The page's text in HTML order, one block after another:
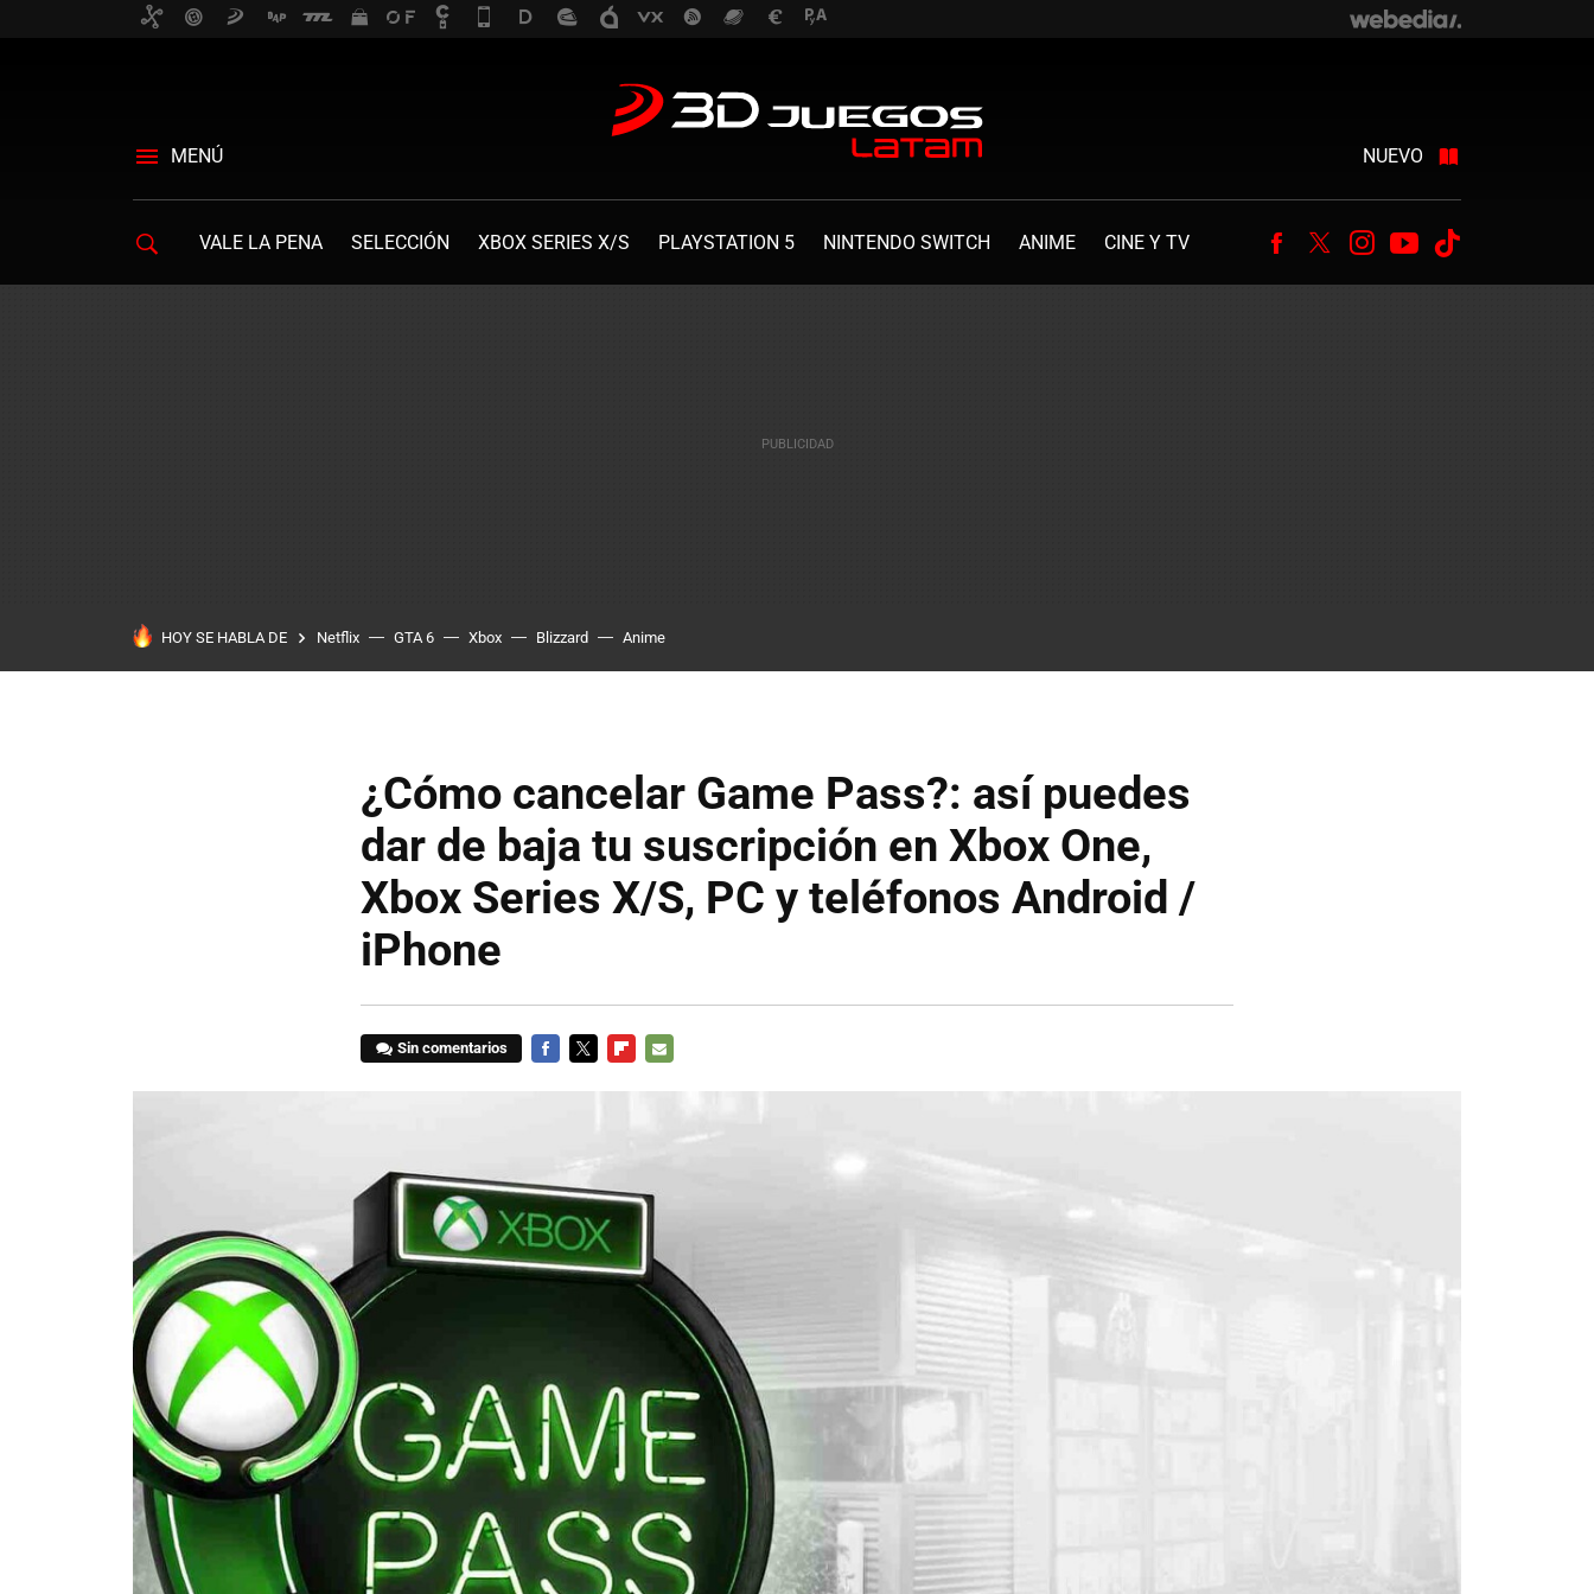
MENÚ NUEVO
VALE LA PENA SELECCIÓN XBOX SERIES X/S PLAYSTATION 5 NINTENDO SWITCH ANIME CINE Y TV Facebook
TwitterInstagram
Youtube
HOY SE HABLA DE Netflix GTA 6 Xbox Blizzard Anime
¿Cómo cancelar Game Pass?: así puedes
dar de baja tu suscripción en Xbox One,
Xbox Series X/S, PC y teléfonos Android /
iPhone
Sin comentarios